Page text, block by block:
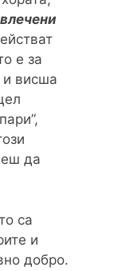
е за
висша
да
са
и
добро.